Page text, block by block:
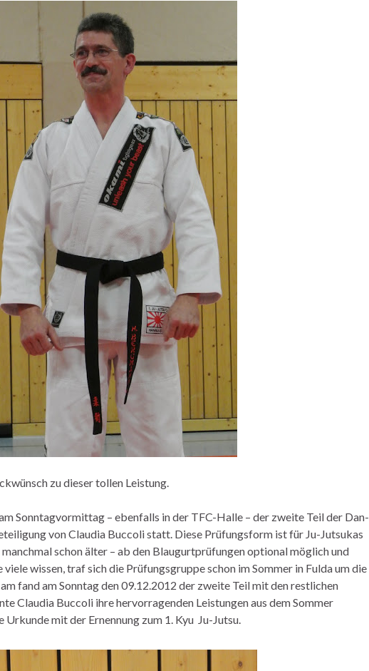
zu dieser tollen Leistung.
Sonntagvormittag – ebenfalls in der TFC-Halle – der zweite Teil der Dan-
von Claudia Buccoli statt. Diese Prüfungsform ist für Ju-Jutsukas
schon älter – ab den Blaugurtprüfungen optional möglich und
wissen, traf sich die Prüfungsgruppe schon im Sommer in Fulda um die
fand am Sonntag den 09.12.2012 der zweite Teil mit den restlichen
Claudia Buccoli ihre hervorragenden Leistungen aus dem Sommer
Urkunde mit der Ernennung zum 1. Kyu Ju-Jutsu.